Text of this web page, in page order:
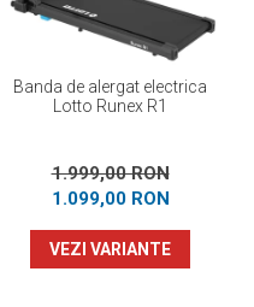
Banda de alergat electrica
Lotto Runex R1
1.999,00 RON
1.099,00 RON
VEZI VARIANTE